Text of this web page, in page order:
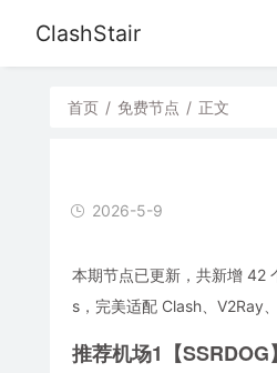
ClashStair
首页 / 免费节点 / 正文
2026-5-9
本期节点已更新，共新增 42
s，完美适配 Clash、V2Ray
推荐机场1【SSRDOG】